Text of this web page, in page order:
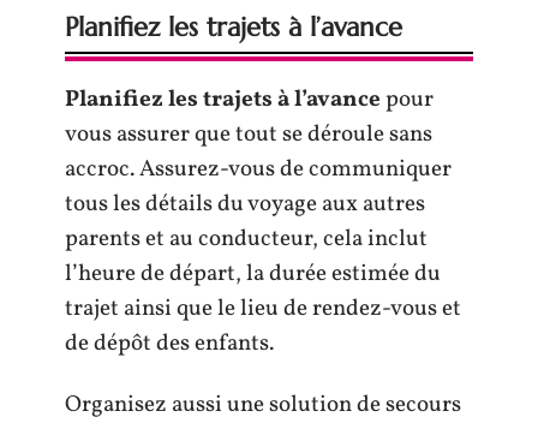
Planifiez les trajets à l’avance
Planifiez les trajets à l’avancepour
vous assurer que tout se déroule sans
accroc. Assurez-vous de communiquer
tous les détails du voyage aux autres
parents et au conducteur, cela inclut
l’heure de départ, la durée estimée du
trajet ainsi que le lieu de rendez-vous et
de dépôt des enfants.
Organisez aussi une solution de secours